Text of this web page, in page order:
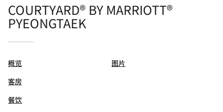
COURTYARD® BY MARRIOTT®
PYEONGTAEK
概览
客房
餐饮
图片